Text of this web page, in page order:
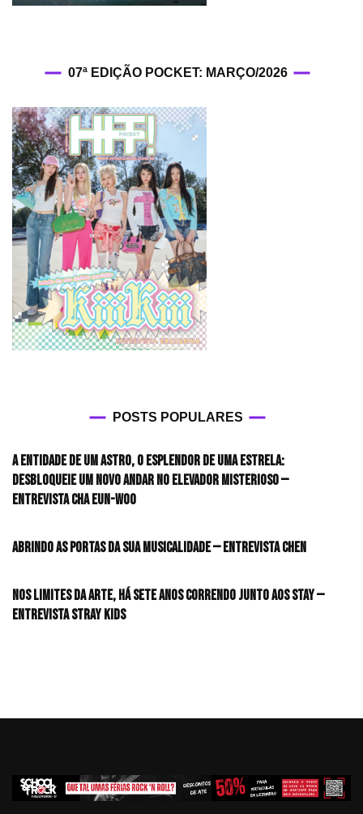
07ª EDIÇÃO POCKET: MARÇO/2026
POSTS POPULARES
A entidade de um astro, o esplendor de uma estrela:
desbloqueie um novo andar no elevador misterioso —
Entrevista CHA EUN-WOO
Abrindo as portas da sua musicalidade — Entrevista CHEN
Nos limites da arte, há sete anos correndo junto aos STAY —
Entrevista Stray Kids